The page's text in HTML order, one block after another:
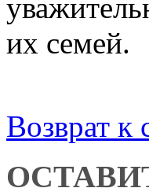
их семей.
Возврат к